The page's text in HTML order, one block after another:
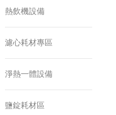
熱飲機設備
濾心耗材專區
淨熱一體設備
鹽錠耗材區